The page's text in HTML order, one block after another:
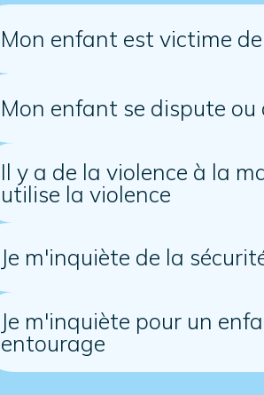
Mon enfant est victime
Mon enfant se dispute ou
Il y a de la violence à la
utilise la violence
Je m'inquiète de la
Je m'inquiète pour un
entourage